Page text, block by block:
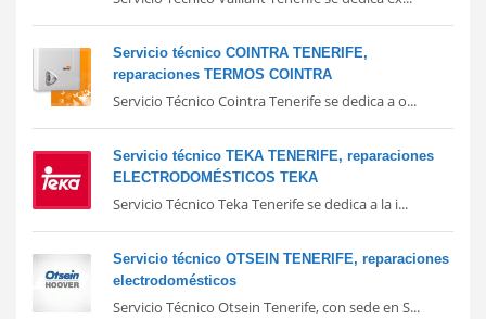
Servicio técnico COINTRA TENERIFE,
reparaciones TERMOS COINTRA
Servicio Técnico Cointra Tenerife se dedica a o...
Servicio técnico TEKA TENERIFE, reparaciones
ELECTRODOMÉSTICOS TEKA
Servicio Técnico Teka Tenerife se dedica a la i...
Servicio técnico OTSEIN TENERIFE, reparaciones
electrodomésticos
Servicio Técnico Otsein Tenerife, con sede en S...